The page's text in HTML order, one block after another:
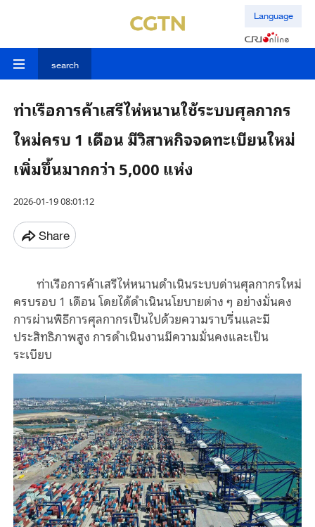
Language
search
ท่าเรือการค้าเสรีไห่หนานใช้ระบบศุลกากร
ใหม่ครบ 1 เดือน มีวิสาหกิจจดทะเบียนใหม่
เพิ่มขึ้นมากกว่า 5,000 แห่ง
2026-01-19 08:01:12
Share
ท่าเรือการค้าเสรีไห่หนานดำเนินระบบด่านศุลกากรใหม่
ครบรอบ 1 เดือน โดยได้ดำเนินนโยบายต่าง ๆ อย่างมั่นคง
การผ่านพิธีการศุลกากรเป็นไปด้วยความราบรื่นและมี
ประสิทธิภาพสูง การดำเนินงานมีความมั่นคงและเป็น
ระเบียบ